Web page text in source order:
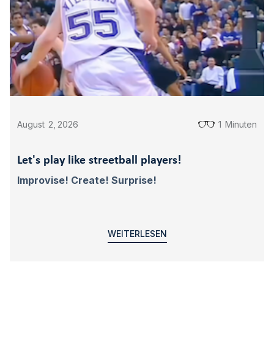
August 2 2026 1 Minuten
Let's play like streetball players!
Improvise! Create! Surprise!
WEITERLESEN